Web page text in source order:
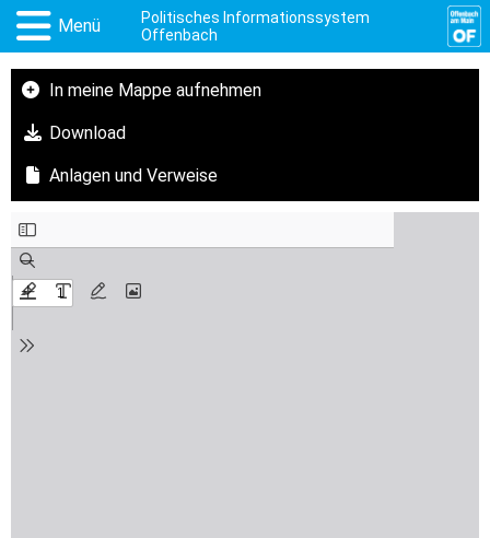
Menü
Politisches Informationssystem
Offenbach
In meine Mappe aufnehmen
Download
Anlagen und Verweise